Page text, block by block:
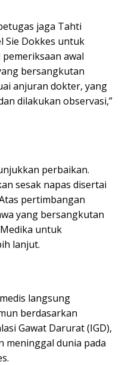
jaga Tahti
Sie Dokkes untuk
awal
bersangkutan
anjuran dokter, yang
dilakukan observasi,”
perbaikan.
sesak napas disertai
pertimbangan
yang bersangkutan
untuk
lanjut.
langsung
berdasarkan
Gawat Darurat (IGD),
meninggal dunia pada